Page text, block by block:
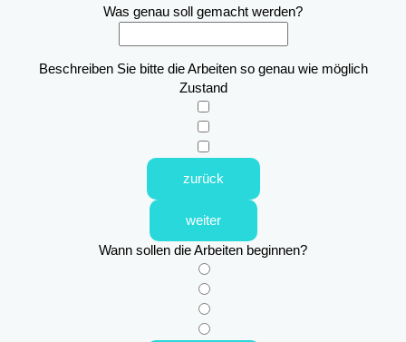
Was genau soll gemacht werden?
Beschreiben Sie bitte die Arbeiten so genau wie möglich
Zustand
zurück
weiter
Wann sollen die Arbeiten beginnen?